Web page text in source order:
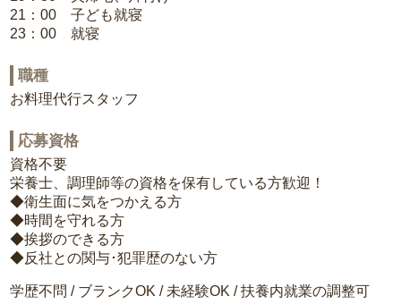
21：00 子ども就寝
23：00 就寝
職種
お料理代行スタッフ
応募資格
資格不要
栄養士、調理師等の資格を保有している方歓迎！
◆衛生面に気をつかえる方
◆時間を守れる方
◆挨拶のできる方
◆反社との関与･犯罪歴のない方
学歴不問 / ブランクOK / 未経験OK / 扶養内就業の調整可